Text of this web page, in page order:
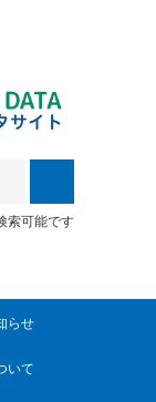
索可能です
らせ
いて